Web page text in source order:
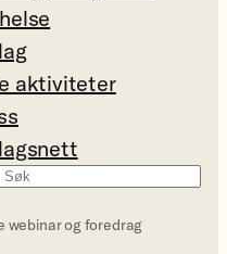
aktiviteter
webinar og foredrag